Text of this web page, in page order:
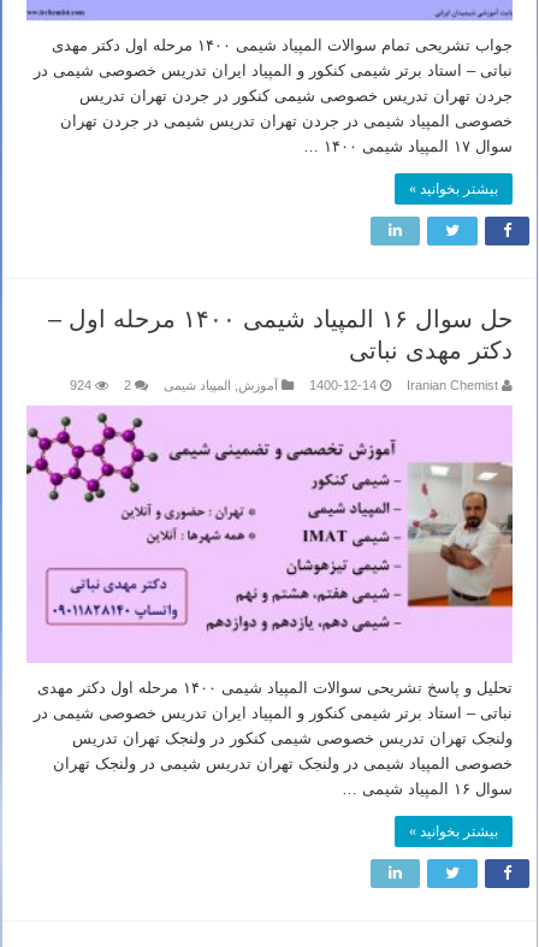
جواب تشریحی تمام سوالات المپیاد شیمی ۱۴۰۰ مرحله اول دکتر مهدی
نباتی – استاد برتر شیمی کنکور و المپیاد ایران تدریس خصوصی شیمی در
جردن تهران تدریس خصوصی شیمی کنکور در جردن تهران تدریس
خصوصی المپیاد شیمی در جردن تهران تدریس شیمی در جردن تهران
سوال ۱۷ المپیاد شیمی ۱۴۰۰ …
بیشتر بخوانید »
حل سوال ۱۶ المپیاد شیمی ۱۴۰۰ مرحله اول –
دکتر مهدی نباتی
Iranian Chemist
1400-12-14 آموزش المپیاد شیمی 2
924
تحلیل و پاسخ تشریحی سوالات المپیاد شیمی ۱۴۰۰ مرحله اول دکتر مهدی
نباتی – استاد برتر شیمی کنکور و المپیاد ایران تدریس خصوصی شیمی در
ولنجک تهران تدریس خصوصی شیمی کنکور در ولنجک تهران تدریس
خصوصی المپیاد شیمی در ولنجک تهران تدریس شیمی در ولنجک تهران
سوال ۱۶ المپیاد شیمی …
بیشتر بخوانید »